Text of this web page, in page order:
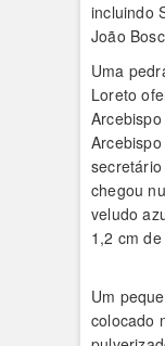
incluindo
João
Uma
Loreto
chegou
veludo
1,2 cm
Um
colocado